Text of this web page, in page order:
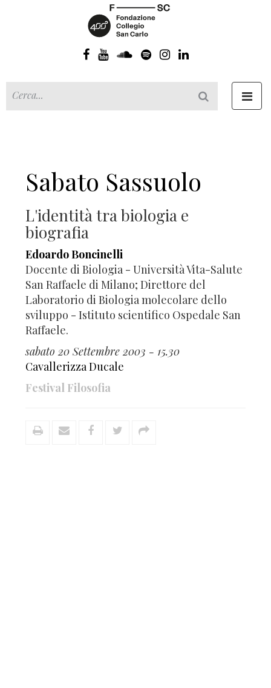
Sabato Sassuolo
L'identità tra biologia e
biografia
Edoardo Boncinelli
Docente di Biologia - Università Vita-Salute
San Raffaele di Milano; Direttore del
Laboratorio di Biologia molecolare dello
sviluppo - Istituto scientifico Ospedale San
Raffaele.
sabato 20 Settembre 2003 - 15.30
Cavallerizza Ducale
Festival Filosofia